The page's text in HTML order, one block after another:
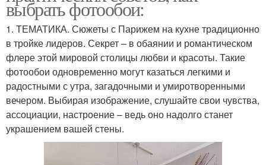
выбрать фотообои:
1. ТЕМАТИКА. Сюжеты с Парижем на кухне традиционно
в тройке лидеров. Секрет – в обаянии и романтическом
флере этой мировой столицы любви и красоты. Такие
фотообои одновременно могут казаться легкими и
радостными с утра, загадочными и умиротворенными
вечером. Выбирая изображение, слушайте свои чувства,
ассоциации, настроение – ведь оно надолго станет
украшением вашей стены.